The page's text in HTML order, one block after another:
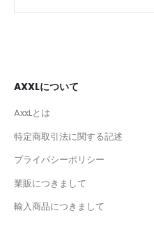
AXXLについて
AxxLとは
特定商取引法に関する記述
プライバシーポリシー
業販につきまして
輸入商品につきまして